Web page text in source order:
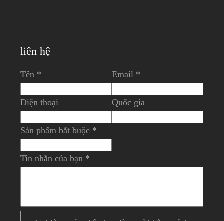
liên hệ
Tên * Email *
Điện thoại Quốc gia
Sản phẩm bắt buộc *
Tin nhắn của bạn *